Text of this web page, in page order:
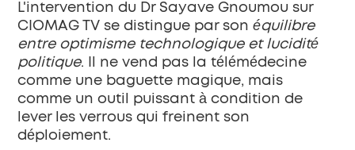
L'intervention du Dr Sayave Gnoumou sur
CIOMAG TV se distingue par son équilibre
entre optimisme technologique et lucidité
politique. Il ne vend pas la télémédecine
comme une baguette magique, mais
comme un outil puissant à condition de
lever les verrous qui freinent son
déploiement.